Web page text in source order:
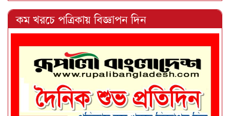
কম খরচে পত্রিকায় বিজ্ঞাপন দিন